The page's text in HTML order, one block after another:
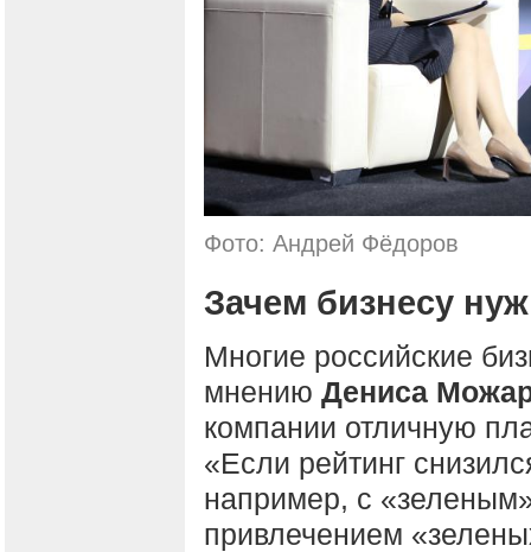
Фото: Андрей Фёдоров
Зачем бизнесу
Многие российские
мнению Дениса
компании отличную
«Если рейтинг
например, с
привлечением